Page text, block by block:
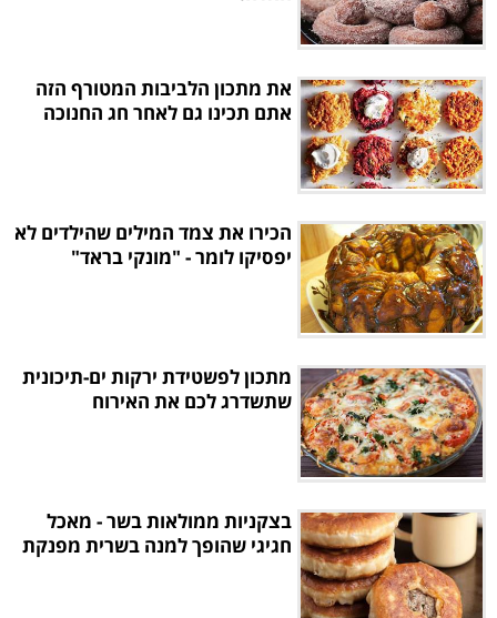
את מתכון הלביבות המטורף הזה
אתם תכינו גם לאחר חג החנוכה
הכירו את צמד המילים שהילדים לא
יפסיקו לומר - "מונקי בראד"
מתכון לפשטידת ירקות ים-תיכונית
שתשדרג לכם את האירוח
בצקניות ממולאות בשר - מאכל
חגיגי שהופך למנה בשרית מפנקת